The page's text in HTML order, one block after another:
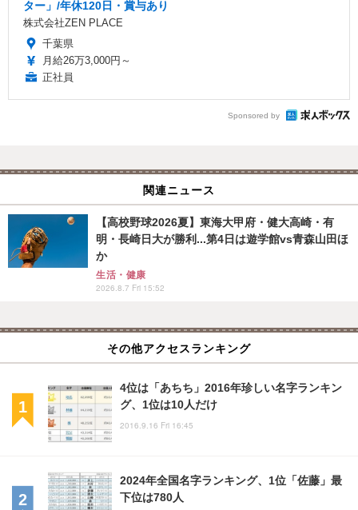
ター」/年休120日・賞与あり
株式会社ZEN PLACE
千葉県
月給26万3,000円～
正社員
Sponsored by
関連ニュース
【高校野球2026夏】東海大甲府・健大高崎・有
明・長崎日大が勝利...第4日は遊学館vs青森山田ほ
か
生活・健康
2026.8.7 Fri 15:52
その他アクセスランキング
4位は「あちち」2016年珍しい名字ランキン
グ、1位は10人だけ
2016.9.16 Fri 16:45
2024年全国名字ランキング、1位「佐藤」最
下位は780人